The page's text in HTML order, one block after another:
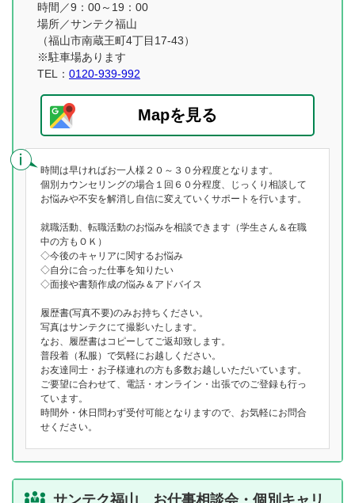
時間／9：00～19：00
場所／サンテク福山
（福山市南蔵王町4丁目17-43）
※駐車場あります
TEL： 0120-939-992
Mapを見る
時間は早ければお一人様２０～３０分程度となります。
個別カウンセリングの場合１回６０分程度、じっくり相談して
お悩みや不安を解消し自信に変えていくサポートを行います。
就職活動、転職活動のお悩みを相談できます（学生さん＆在職
中の方もＯＫ）
◇今後のキャリアに関するお悩み
◇自分に合った仕事を知りたい
◇面接や書類作成の悩み＆アドバイス
履歴書(写真不要)のみお持ちください。
写真はサンテクにて撮影いたします。
なお、履歴書はコピーしてご返却致します。
普段着（私服）で気軽にお越しください。
お友達同士・お子様連れの方も多数お越しいただいています。
ご要望に合わせて、電話・オンライン・出張でのご登録も行っ
ています。
時間外・休日問わず受付可能となりますので、お気軽にお問合
せください。
サンテク福山 お仕事相談会・個別キャリ